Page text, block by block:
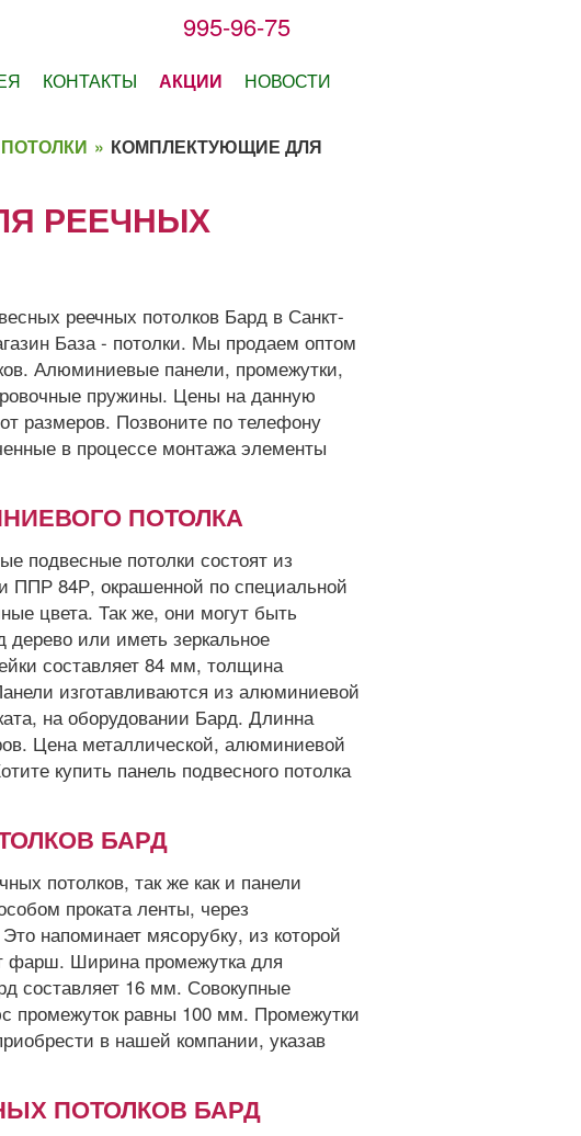
995-96-75
КОНТАКТЫ АКЦИИ НОВОСТИ
» КОМПЛЕКТУЮЩИЕ ДЛЯ
РЕЕЧНЫХ
реечных потолков Бард в Санкт-
База - потолки. Мы продаем оптом
Алюминиевые панели, промежутки,
пружины. Цены на данную
размеров. Позвоните по телефону
в процессе монтажа элементы
ПОТОЛКА
подвесные потолки состоят из
ППР 84Р, окрашенной по специальной
цвета. Так же, они могут быть
или иметь зеркальное
составляет 84 мм, толщина
изготавливаются из алюминиевой
на оборудовании Бард. Длинна
Цена металлической, алюминиевой
купить панель подвесного потолка
БАРД
потолков, так же как и панели
проката ленты, через
напоминает мясорубку, из которой
фарш. Ширина промежутка для
составляет 16 мм. Совокупные
промежуток равны 100 мм. Промежутки
в нашей компании, указав
ПОТОЛКОВ БАРД